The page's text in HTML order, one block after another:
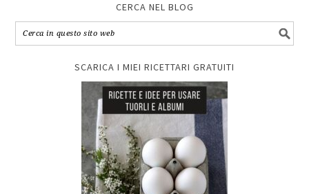
CERCA NEL BLOG
SCARICA I MIEI RICETTARI GRATUITI